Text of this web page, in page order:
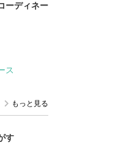
ーディネー
ス
もっと見る
す